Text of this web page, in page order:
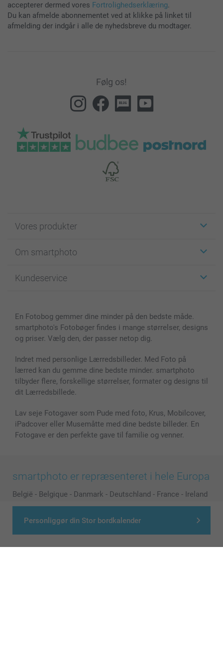
Personliggør din Stor bordkalender
accepterer dermed vores Fortrolighedserklæring.
Du kan afmelde abonnementet ved at klikke på linket til
afmelding der indgår i alle de nyhedsbreve du modtager.
Følg os!
Vores produkter
Fotokort
Fotobøger
Cover til mobil & tablet
MyNameBook
Fotorammer & Tilbehør
Alle fotoprodukter
Om smartphoto
For affiliate
Sitemap
Betingelser og garantier
Kundeservice
smartbonus
Priser & betaling
En Fotobog gemmer dine minder på den bedste måde.
smartphoto's Fotobøger findes i mange størrelser, designs
og priser. Vælg den, der passer netop dig.
Indret med personlige Lærredsbilleder. Med Foto på
lærred kan du gemme dine bedste minder. smartphoto
tilbyder flere, forskellige størrelser, formater og designs til
dit Lærredsbillede.
Lav seje Fotogaver som Pude med foto, Krus, Mobilcover,
iPadcover eller Musemåtte med dine bedste billeder. En
Fotogave er den perfekte gave til familie og venner.
smartphoto er repræsenteret i hele Europa
België - Belgique - Danmark - Deutschland - France - Ireland
- Nederland - Norge - Österreich - Schweiz - Suisse -
Switzerland - Suomi Sverige - United Kingdom